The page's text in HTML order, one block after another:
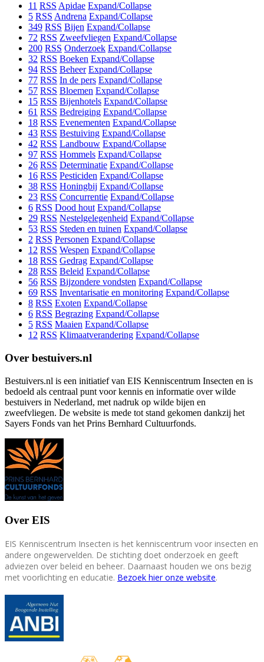
11 RSS Apidae Expand/Collapse
5 RSS Andrena Expand/Collapse
349 RSS Bijen Expand/Collapse
72 RSS Zweefvliegen Expand/Collapse
200 RSS Onderzoek Expand/Collapse
32 RSS Boeken Expand/Collapse
94 RSS Beheer Expand/Collapse
77 RSS In de pers Expand/Collapse
57 RSS Bloemen Expand/Collapse
15 RSS Bijenhotels Expand/Collapse
61 RSS Bedreiging Expand/Collapse
18 RSS Evenementen Expand/Collapse
43 RSS Bestuiving Expand/Collapse
42 RSS Landbouw Expand/Collapse
97 RSS Hommels Expand/Collapse
26 RSS Determinatie Expand/Collapse
16 RSS Pesticiden Expand/Collapse
38 RSS Honingbij Expand/Collapse
23 RSS Concurrentie Expand/Collapse
6 RSS Dood hout Expand/Collapse
29 RSS Nestelgelegenheid Expand/Collapse
53 RSS Steden en tuinen Expand/Collapse
2 RSS Personen Expand/Collapse
12 RSS Wespen Expand/Collapse
18 RSS Gedrag Expand/Collapse
28 RSS Beleid Expand/Collapse
56 RSS Bijzondere vondsten Expand/Collapse
69 RSS Inventarisatie en monitoring Expand/Collapse
8 RSS Exoten Expand/Collapse
6 RSS Begrazing Expand/Collapse
5 RSS Maaien Expand/Collapse
12 RSS Klimaatverandering Expand/Collapse
Over bestuivers.nl
Bestuivers.nl is een initiatief van EIS Kenniscentrum Insecten en is
bedoeld als centraal punt voor kennis en informatie over wilde
bestuivers in Nederland, met nadruk op wilde bijen en
zweefvliegen. De website is mede tot stand gekomen dankzij het
Sayers Fonds van het Prins Bernhard Cultuurfonds.
Over EIS
EIS Kenniscentrum Insecten is het kenniscentrum voor insecten en
andere ongewervelden. De stichting doet onderzoek en geeft
adviezen over beleid en beheer. Daarnaast houden we ons bezig
met voorlichting en educatie. Bezoek hier onze website.